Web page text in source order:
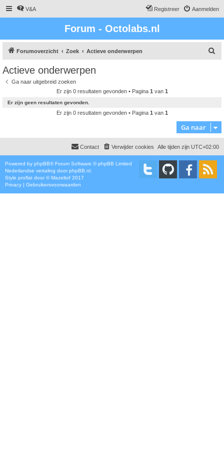
V&A Aanmelden
Registreer
Forum - Octolabs.nl
Forumoverzicht Zoek Actieve onderwerpen
Actieve onderwerpen
Ga naar uitgebreid zoeken
Er zijn 0 resultaten gevonden • Pagina 1 van 1
Er zijn geen resultaten gevonden.
Er zijn 0 resultaten gevonden • Pagina 1 van 1
Ga naar
Alle tijden zijn UTC+02:00
Verwijder cookies
Contact
Powered by phpBB® Forum Software © phpBB Limited
Nederlandse vertaling door phpBB.nl
Style proflat door ©Mazeltof 2017
Privacy | Gebruikersvoorwaarden